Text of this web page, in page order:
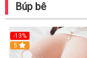
Búp bê
-13%
Hot
5